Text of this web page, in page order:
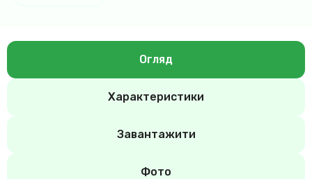
Огляд
Характеристики
Завантажити
Фото